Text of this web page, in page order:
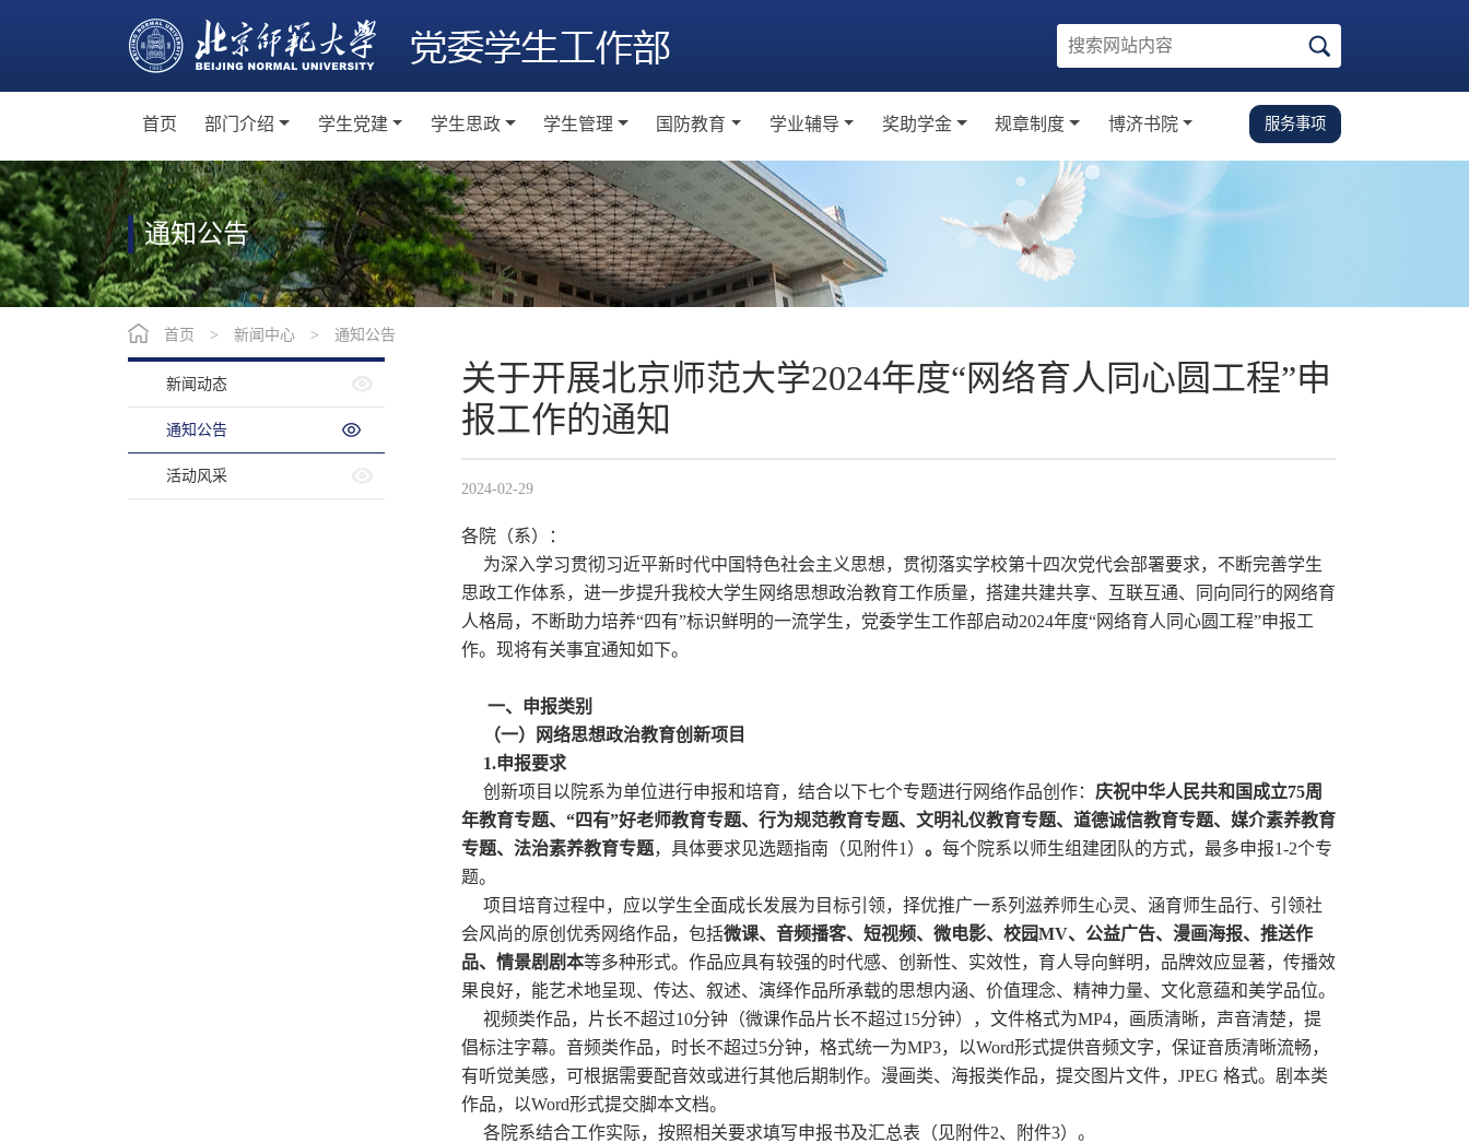
首页 部门介绍
机构设置
党群工作
学生党建
学生党员教育培训
学生党支部建设
学生党建活动
学生党建工作制度
学生思政
主题教育
班级建设
社会实践
教师素养教育
卓越训练营
学生管理
学生纪律奖惩
宿舍文化建设
国防教育
学生军事训练
军事理论课程
日常国防教育
大学生征兵
学业辅导
学业辅导室
奖助学金
本科生奖学金
规章制度
规章制度
博济书院
校园生活指南
党建思政
服务事项
通知公告
首页 > 新闻中心 > 通知公告
新闻动态
通知公告
活动风采
关于开展北京师范大学2024年度“网络育人同心圆工程”申
报工作的通知
2024-02-29
各院（系）：
为深入学习贯彻习近平新时代中国特色社会主义思想，贯彻落实学校第十四次党代会部署要求，不断完善学生
思政工作体系，进一步提升我校大学生网络思想政治教育工作质量，搭建共建共享、互联互通、同向同行的网络育
人格局，不断助力培养“四有”标识鲜明的一流学生，党委学生工作部启动2024年度“网络育人同心圆工程”申报工
作。现将有关事宜通知如下。
一、申报类别
（一）
网络思想政治教育创新项目
1.申报要求
创新项目以院系为单位进行申报和培育，结合以下七个专题进行网络作品创作： 庆祝中华人民共和国成立75周
年教育专题、“四有”好老师教育专题、行为规范教育专题、文明礼仪教育专题、道德诚信教育专题、媒介素养教育
专题、法治素养教育专题，具体要求见选题指南（见附件1） 。 每个院系以师生组建团队的方式，最多申报1-2个专
题。
项目培育过程中，应以学生全面成长发展为目标引领，择优推广一系列滋养师生心灵、涵育师生品行、引领社
会风尚的原创优秀网络作品，包括微课、音频播客、短视频、微电影、校园MV、公益广告、漫画海报、推送作
品、情景剧剧本等多种形式。作品应具有较强的时代感、创新性、实效性，育人导向鲜明，品牌效应显著，传播效
果良好，能艺术地呈现、传达、叙述、演绎作品所承载的思想内涵、价值理念、精神力量、文化意蕴和美学品位。
视频类作品，片长不超过10分钟（微课作品片长不超过15分钟），文件格式为MP4，画质清晰，声音清楚，提
倡标注字幕。音频类作品，时长不超过5分钟，格式统一为MP3，以Word形式提供音频文字，保证音质清晰流畅，
有听觉美感，可根据需要配音效或进行其他后期制作。漫画类、海报类作品，提交图片文件，JPEG 格式。剧本类
作品，以Word形式提交脚本文档。
各院系结合工作实际，按照相关要求填写申报书及汇总表（见附件2、附件3）。